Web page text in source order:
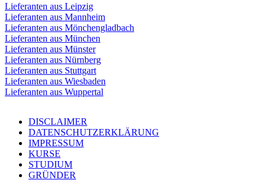
Lieferanten aus Leipzig
Lieferanten aus Mannheim
Lieferanten aus Mönchengladbach
Lieferanten aus München
Lieferanten aus Münster
Lieferanten aus Nürnberg
Lieferanten aus Stuttgart
Lieferanten aus Wiesbaden
Lieferanten aus Wuppertal
DISCLAIMER
DATENSCHUTZERKLÄRUNG
IMPRESSUM
KURSE
STUDIUM
GRÜNDER